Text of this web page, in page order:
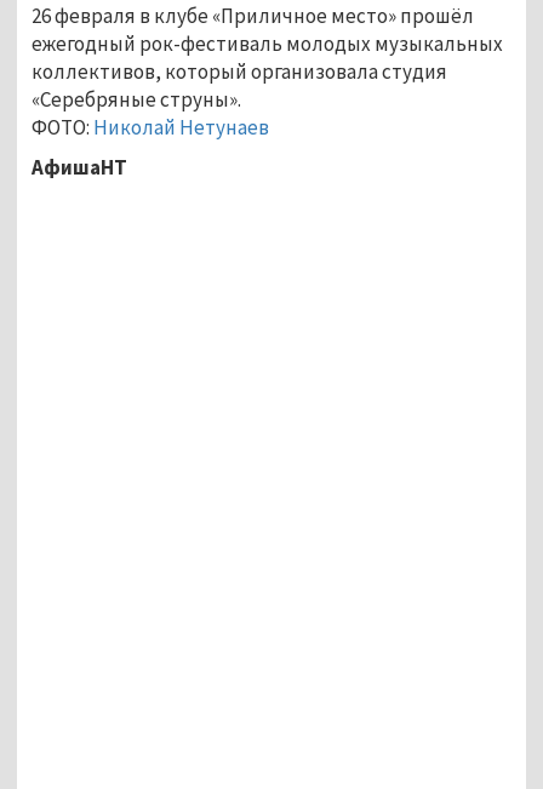
26 февраля в клубе «Приличное место» прошёл
ежегодный рок-фестиваль молодых музыкальных
коллективов, который организовала студия
«Серебряные струны».
ФОТО: Николай Нетунаев
АфишаНТ